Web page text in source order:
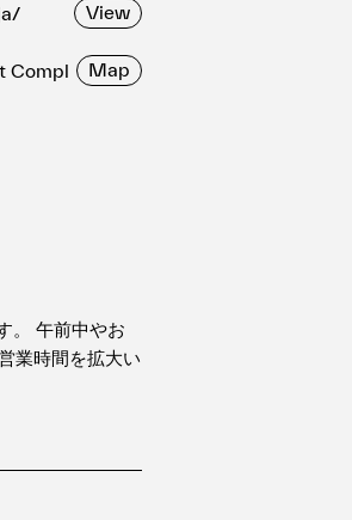
View
Compl
Map
。 午前中やお
業時間を拡大い